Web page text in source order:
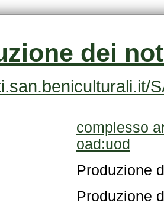
dei
complesso
oad:uod
Produzione
Produzione